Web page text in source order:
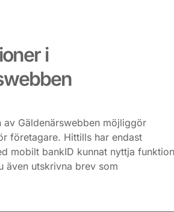
i
av Gäldenärswebben möjliggör
företagare. Hittills har endast
mobilt bankID kunnat nyttja
även utskrivna brev som